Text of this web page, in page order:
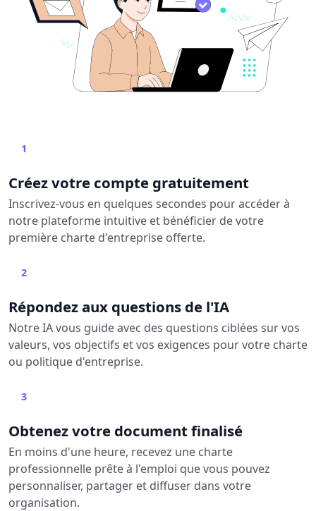
1
Créez votre compte gratuitement
Inscrivez-vous en quelques secondes pour accéder à
notre plateforme intuitive et bénéficier de votre
première charte d'entreprise offerte.
2
Répondez aux questions de l'IA
Notre IA vous guide avec des questions ciblées sur vos
valeurs, vos objectifs et vos exigences pour votre charte
ou politique d'entreprise.
3
Obtenez votre document finalisé
En moins d'une heure, recevez une charte
professionnelle prête à l'emploi que vous pouvez
personnaliser, partager et diffuser dans votre
organisation.